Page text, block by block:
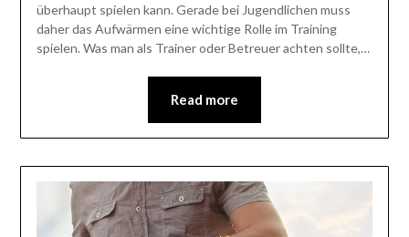
überhaupt spielen kann. Gerade bei Jugendlichen muss
daher das Aufwärmen eine wichtige Rolle im Training
spielen. Was man als Trainer oder Betreuer achten sollte,…
Read more